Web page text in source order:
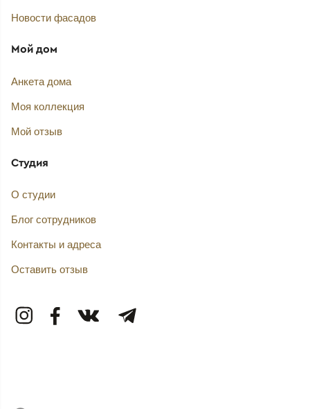
Новости фасадов
Мой дом
Анкета дома
Моя коллекция
Мой отзыв
Студия
О студии
Блог сотрудников
Контакты и адреса
Оставить отзыв